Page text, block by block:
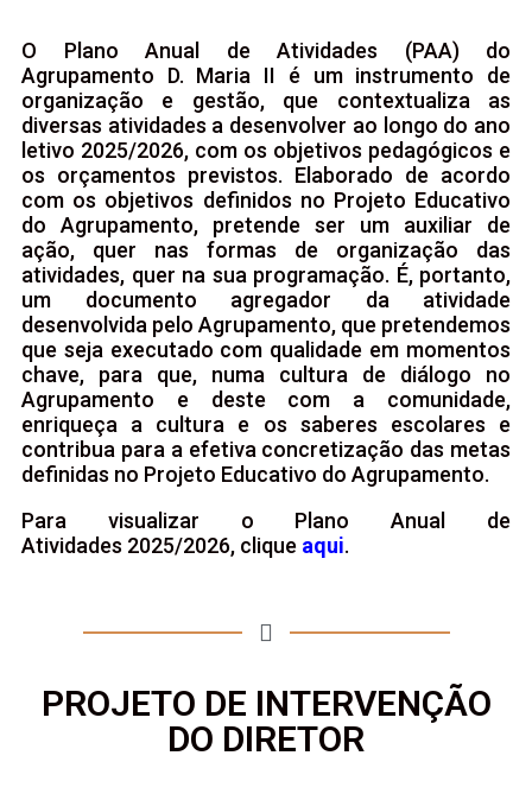
O Plano Anual de Atividades (PAA) do
Agrupamento D. Maria II é um instrumento de
organização e gestão, que contextualiza as
diversas atividades a desenvolver ao longo do ano
letivo 2025/2026, com os objetivos pedagógicos e
os orçamentos previstos. Elaborado de acordo
com os objetivos definidos no Projeto Educativo
do Agrupamento, pretende ser um auxiliar de
ação, quer nas formas de organização das
atividades, quer na sua programação. É, portanto,
um documento agregador da atividade
desenvolvida pelo Agrupamento, que pretendemos
que seja executado com qualidade em momentos
chave, para que, numa cultura de diálogo no
Agrupamento e deste com a comunidade,
enriqueça a cultura e os saberes escolares e
contribua para a efetiva concretização das metas
definidas no Projeto Educativo do Agrupamento.
Para visualizar o Plano Anual de
Atividades 2025/2026, clique aqui.
PROJETO DE INTERVENÇÃO
DO DIRETOR